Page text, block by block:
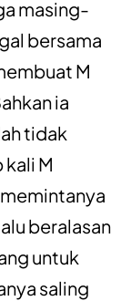
masing-
bersama
M
ia
tidak
M
beralasan
untuk
saling